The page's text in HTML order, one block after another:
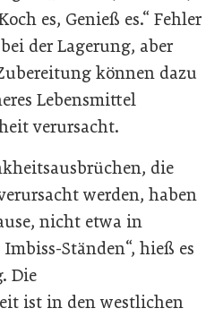
es, Genieß es.“ Fehler
der Lagerung, aber
können dazu
Lebensmittel
verursacht.
die
werden, haben
nicht etwa in
Ständen“, hieß es
Die
ist in den westlichen